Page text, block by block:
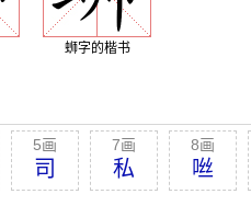
蛳字的楷书
5画
司
7画
私
8画
咝